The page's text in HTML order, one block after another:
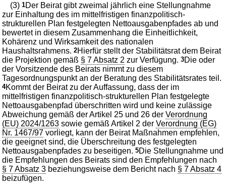
(3)1Der Beirat gibt zweimal jährlich eine Stellungnahme
zur Einhaltung des im mittelfristigen finanzpolitisch-
strukturellen Plan festgelegten Nettoausgabenpfades ab und
bewertet in diesem Zusammenhang die Einheitlichkeit,
Kohärenz und Wirksamkeit des nationalen
Haushaltsrahmens.2Hierfür stellt der Stabilitätsrat dem Beirat
die Projektion gemäß § 7 Absatz 2 zur Verfügung.3Die oder
der Vorsitzende des Beirats nimmt zu diesem
Tagesordnungspunkt an der Beratung des Stabilitätsrates teil.
4Kommt der Beirat zu der Auffassung, dass der im
mittelfristigen finanzpolitisch-strukturellen Plan festgelegte
Nettoausgabenpfad überschritten wird und keine zulässige
Abweichung gemäß der Artikel 25 und 26 derVerordnung
(EU) 2024/1263 sowie gemäß Artikel 2 derVerordnung (EG)
Nr. 1467/97 vorliegt, kann der Beirat Maßnahmen empfehlen,
die geeignet sind, die Überschreitung des festgelegten
Nettoausgabenpfades zu beseitigen.5Die Stellungnahme und
die Empfehlungen des Beirats sind den Empfehlungen nach
§ 7 Absatz 3 beziehungsweise dem Bericht nach § 7 Absatz 4
beizufügen.